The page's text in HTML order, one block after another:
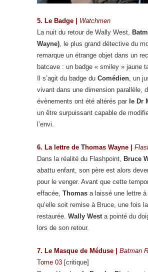
5. Le Badge | Watchmen
La nuit du retour de Wally West,
Wayne), le plus grand détective du
remarque un étrange objet dans un
batcave : un badge « smiley » jaune
Il s’agit du badge du Comédien, un
vivant dans une dimension parallèle,
évènements ont été altérés par le Dr
un être surpuissant capable de
l’envi.
6. La lettre de Thomas Wayne |
Dans la réalité du Flashpoint, Bruce
abattu enfant, son père est alors
pour le venger. Avant que cette
effacée, Thomas a laissé une lettre à
qu’elle soit remise à Bruce, une fois
restaurée. Wally Westa pointé du
lors de son retour.
7. Le Masque de Méduse | Batman
Tome 03 [critique]